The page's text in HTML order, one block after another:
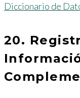
Diccionario de
20.